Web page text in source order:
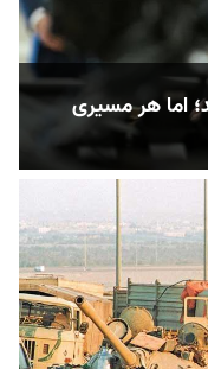
اما هر مسیری